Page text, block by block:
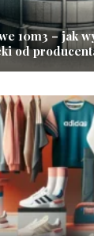
10m3 – jak
od